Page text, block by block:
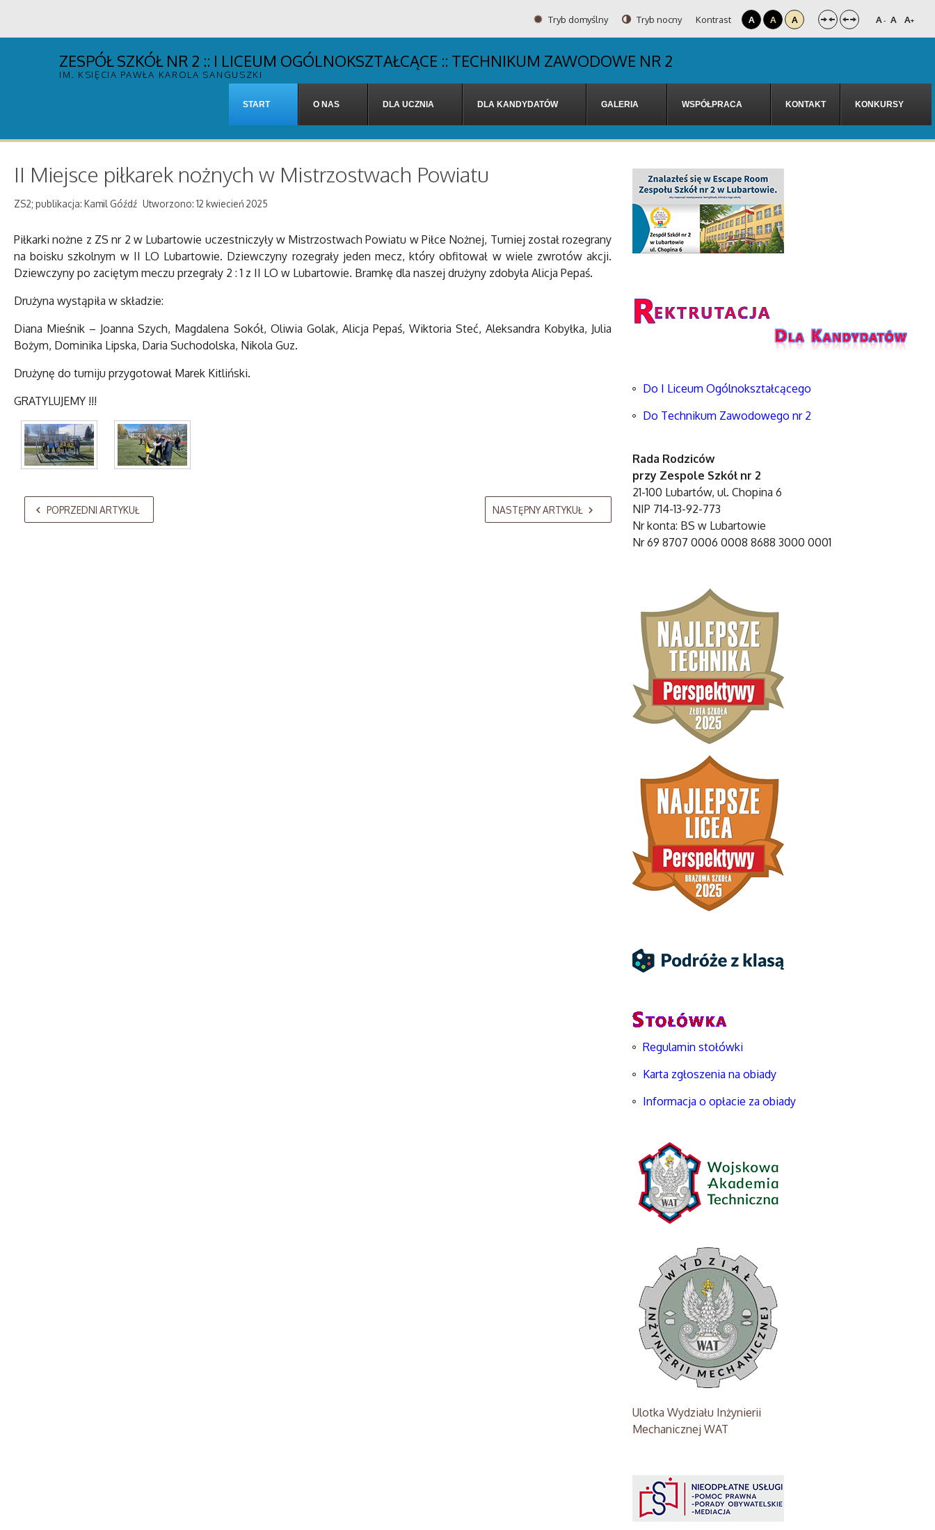
Tryb domyślny Tryb nocny Kontrast A A A A- A A+
ZESPÓŁ SZKÓŁ NR 2 :: I LICEUM OGÓLNOKSZTAŁCĄCE :: TECHNIKUM ZAWODOWE NR 2
IM. KSIĘCIA PAWŁA KAROLA SANGUSZKI
START O NAS DLA UCZNIA DLA KANDYDATÓW GALERIA WSPÓŁPRACA KONTAKT KONKURSY
II Miejsce piłkarek nożnych w Mistrzostwach Powiatu
ZS2; publikacja: Kamil Góźdź Utworzono: 12 kwiecień 2025
Piłkarki nożne z ZS nr 2 w Lubartowie uczestniczyły w Mistrzostwach Powiatu w Piłce Nożnej, Turniej został rozegrany
na boisku szkolnym w II LO Lubartowie. Dziewczyny rozegrały jeden mecz, który obfitował w wiele zwrotów akcji.
Dziewczyny po zaciętym meczu przegrały 2 : 1 z II LO w Lubartowie. Bramkę dla naszej drużyny zdobyła Alicja Pepaś.
Drużyna wystąpiła w składzie:
Diana Mieśnik – Joanna Szych, Magdalena Sokół, Oliwia Golak, Alicja Pepaś, Wiktoria Steć, Aleksandra Kobyłka, Julia
Bożym, Dominika Lipska, Daria Suchodolska, Nikola Guz.
Drużynę do turniju przygotował Marek Kitliński.
GRATYLUJEMY !!!
AdmirorGallery 5.2.0, author/sVasiljevski
POPRZEDNI ARTYKUŁ NASTĘPNY ARTYKUŁ
Do I Liceum Ogólnokształcącego
Do Technikum Zawodowego nr 2
Rada Rodziców
przy Zespole Szkół nr 2
21-100 Lubartów, ul. Chopina 6
NIP 714-13-92-773
Nr konta: BS w Lubartowie
Nr 69 8707 0006 0008 8688 3000 0001
Regulamin stołówki
Karta zgłoszenia na obiady
Informacja o opłacie za obiady
Ulotka Wydziału Inżynierii
Mechanicznej WAT